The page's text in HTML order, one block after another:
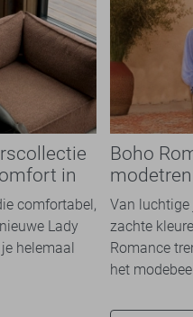
in
comfortabel,
Lady
helemaal
Boho
overal
Van luchtige
zachte
Romance
het